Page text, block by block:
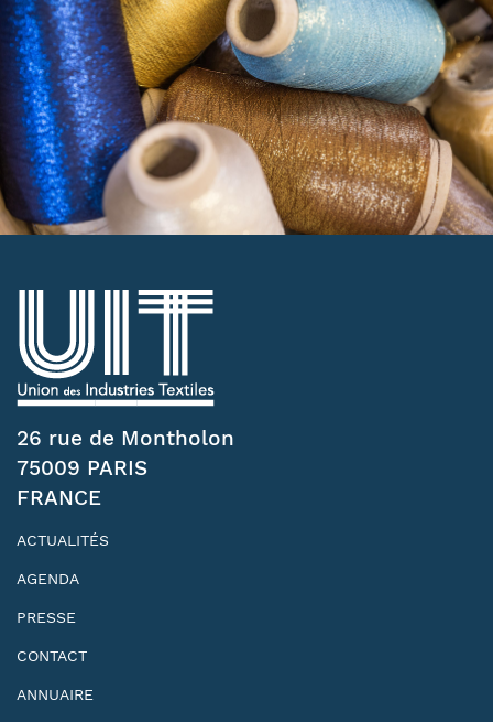
26 rue de Montholon
75009 PARIS
FRANCE
ACTUALITÉS
AGENDA
PRESSE
CONTACT
ANNUAIRE